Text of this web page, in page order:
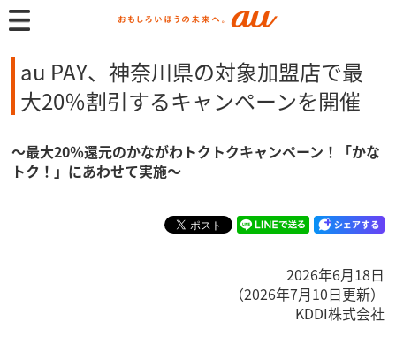
au PAY、神奈川県の対象加盟店で最
大20％割引するキャンペーンを開催
～最大20％還元のかながわトクトクキャンペーン！「かな
トク！」にあわせて実施～
2026年6月18日
（2026年7月10日更新）
KDDI株式会社